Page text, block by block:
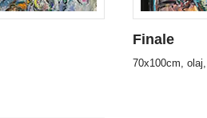
Finale
70x100cm,